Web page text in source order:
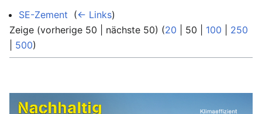
SE-Zement (← Links)
Zeige (vorherige 50 nächste 50) (20 50 100
250
500)